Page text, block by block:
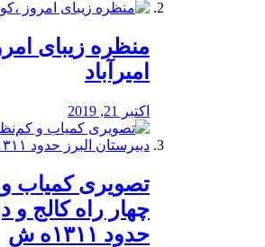
منظره‌‌ زیبای
امیرآباد
اکتبر 21, 2019
️تصویری کمیاب و
چهار راه كالج و
حدود ۱۳۱۱ه ش